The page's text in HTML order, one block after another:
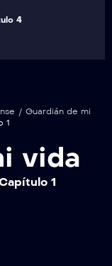
4
6
/ Guardián de mi
1
vida
1